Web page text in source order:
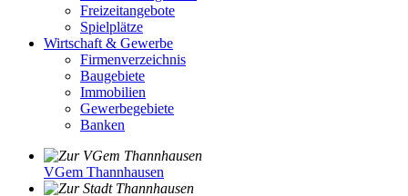
Freizeitangebote
Spielplätze
Wirtschaft & Gewerbe
Firmenverzeichnis
Baugebiete
Immobilien
Gewerbegebiete
Banken
VGem Thannhausen